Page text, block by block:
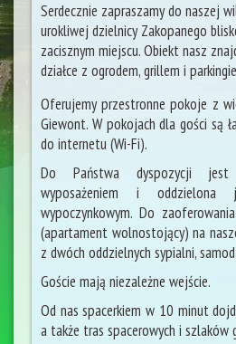
Serdecznie zapraszamy do naszej
urokliwej dzielnicy Zakopanego
zacisznym miejscu. Obiekt nasz
działce z ogrodem, grillem i
Oferujemy przestronne pokoje z
Giewont. W pokojach dla gości są
do internetu (Wi-Fi).
Do Państwa dyspozycji
wyposażeniem i
wypoczynkowym. Do
(apartament wolnostojący) na
z dwóch oddzielnych sypialni,
Goście mają niezależne wejście.
Od nas spacerkiem w 10 minut
a także tras spacerowych i szlaków